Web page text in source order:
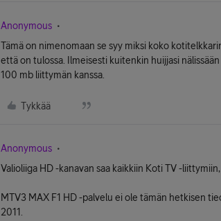
Anonymous
Tämä on nimenomaan se syy miksi koko
että on tulossa. Ilmeisesti kuitenkin huijjasi
100 mb liittymän kanssa.
Tykkää
Anonymous
Valioliiga HD -kanavan saa kaikkiin Koti TV -
MTV3 MAX F1 HD -palvelu ei ole tämän hetkisen
2011.